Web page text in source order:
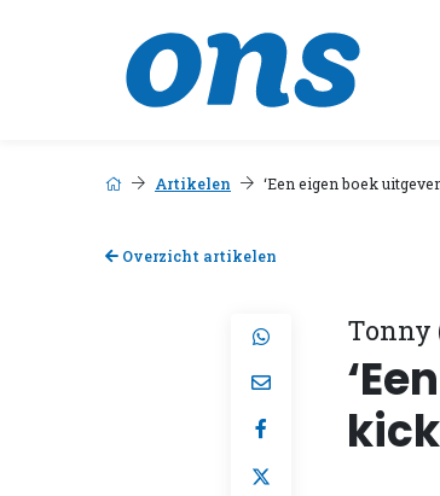
Artikelen ‘Een eigen boek
Overzicht artikelen
Tonny